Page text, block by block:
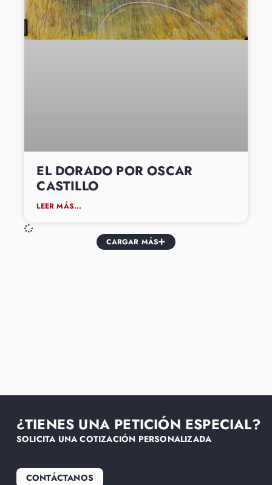
EL DORADO POR OSCAR
CASTILLO
LEER MÁS...
CARGAR MÁS
¿TIENES UNA PETICIÓN ESPECIAL?
SOLICITA UNA COTIZACIÓN PERSONALIZADA
CONTÁCTANOS